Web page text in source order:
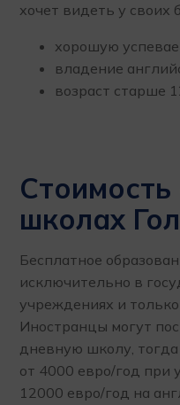
хочет видеть у своих
хорошую
владение
возраст старше
Стоимость
школах
Бесплатное
исключительно в
учреждениях и
Иностранцы могут
дневную школу, тогда
от 4000 евро/год при
12000 евро/год на